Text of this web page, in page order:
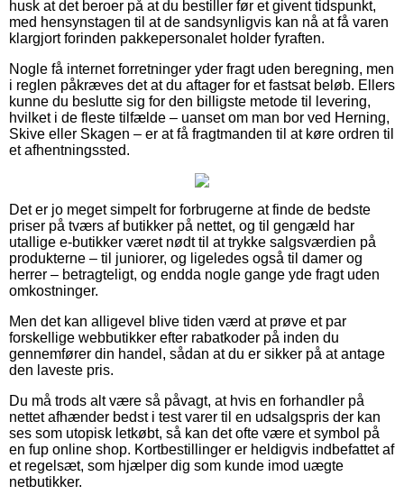
husk at det beroer på at du bestiller før et givent tidspunkt,
med hensynstagen til at de sandsynligvis kan nå at få varen
klargjort forinden pakkepersonalet holder fyraften.
Nogle få internet forretninger yder fragt uden beregning, men
i reglen påkræves det at du aftager for et fastsat beløb. Ellers
kunne du beslutte sig for den billigste metode til levering,
hvilket i de fleste tilfælde – uanset om man bor ved Herning,
Skive eller Skagen – er at få fragtmanden til at køre ordren til
et afhentningssted.
Det er jo meget simpelt for forbrugerne at finde de bedste
priser på tværs af butikker på nettet, og til gengæld har
utallige e-butikker været nødt til at trykke salgsværdien på
produkterne – til juniorer, og ligeledes også til damer og
herrer – betragteligt, og endda nogle gange yde fragt uden
omkostninger.
Men det kan alligevel blive tiden værd at prøve et par
forskellige webbutikker efter rabatkoder på inden du
gennemfører din handel, sådan at du er sikker på at antage
den laveste pris.
Du må trods alt være så påvagt, at hvis en forhandler på
nettet afhænder bedst i test varer til en udsalgspris der kan
ses som utopisk letkøbt, så kan det ofte være et symbol på
en fup online shop. Kortbestillinger er heldigvis indbefattet af
et regelsæt, som hjælper dig som kunde imod uægte
netbutikker.